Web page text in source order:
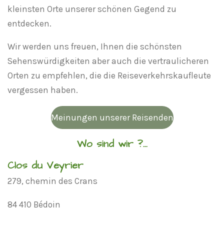
kleinsten Orte unserer schönen Gegend zu
entdecken.
Wir werden uns freuen, Ihnen die schönsten
Sehenswürdigkeiten aber auch die vertraulicheren
Orten zu empfehlen, die die Reiseverkehrskaufleute
vergessen haben.
Meinungen unserer Reisenden
Wo sind wir ?...
Clos du Veyrier
279, chemin des Crans
84 410 Bédoin